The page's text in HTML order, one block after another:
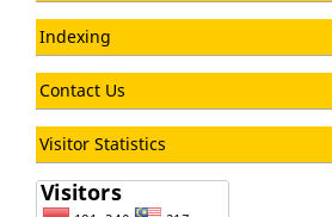
Indexing
Contact Us
Visitor Statistics